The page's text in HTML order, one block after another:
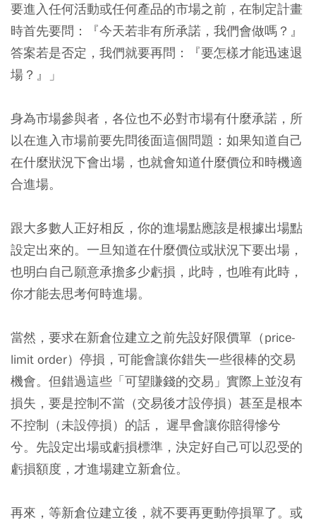
要進入任何活動或任何產品的市場之前，在制定計畫
時首先要問：『今天若非有所承諾，我們會做嗎？』
答案若是否定，我們就要再問：『要怎樣才能迅速退
場？』」
身為市場參與者，各位也不必對市場有什麼承諾，所
以在進入市場前要先問後面這個問題：如果知道自己
在什麼狀況下會出場，也就會知道什麼價位和時機適
合進場。
跟大多數人正好相反，你的進場點應該是根據出場點
設定出來的。一旦知道在什麼價位或狀況下要出場，
也明白自己願意承擔多少虧損，此時，也唯有此時，
你才能去思考何時進場。
當然，要求在新倉位建立之前先設好限價單（price-
limit order）停損，可能會讓你錯失一些很棒的交易
機會。但錯過這些「可望賺錢的交易」實際上並沒有
損失，要是控制不當（交易後才設停損）甚至是根本
不控制（未設停損）的話， 遲早會讓你賠得慘兮
兮。先設定出場或虧損標準，決定好自己可以忍受的
虧損額度，才進場建立新倉位。
再來，等新倉位建立後，就不要再更動停損單了。或